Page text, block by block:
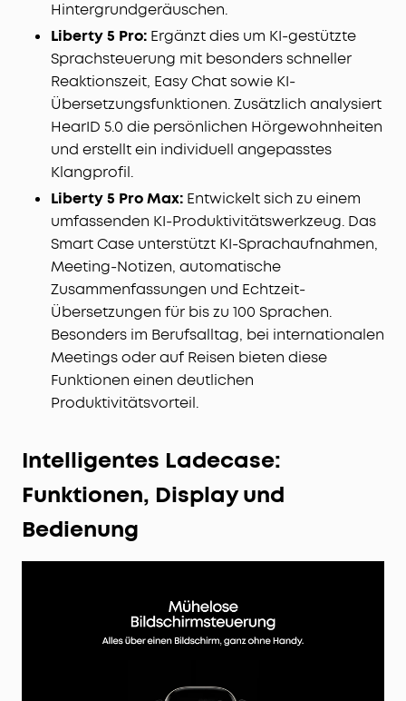
Hintergrundgeräuschen.
Liberty 5 Pro: Ergänzt dies um KI-gestützte
Sprachsteuerung mit besonders schneller
Reaktionszeit, Easy Chat sowie KI-
Übersetzungsfunktionen. Zusätzlich analysiert
HearID 5.0 die persönlichen Hörgewohnheiten
und erstellt ein individuell angepasstes
Klangprofil.
Liberty 5 Pro Max: Entwickelt sich zu einem
umfassenden KI-Produktivitätswerkzeug. Das
Smart Case unterstützt KI-Sprachaufnahmen,
Meeting-Notizen, automatische
Zusammenfassungen und Echtzeit-
Übersetzungen für bis zu 100 Sprachen.
Besonders im Berufsalltag, bei internationalen
Meetings oder auf Reisen bieten diese
Funktionen einen deutlichen
Produktivitätsvorteil.
Intelligentes Ladecase:
Funktionen, Display und
Bedienung